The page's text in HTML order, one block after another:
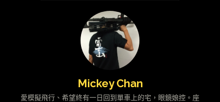
Mickey Chan
愛模擬飛行、希望終有一日回到單車上的宅，眼鏡娘控。座